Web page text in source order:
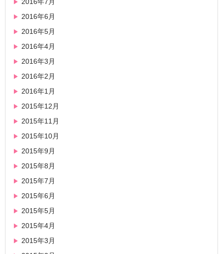
2016年6月
2016年5月
2016年4月
2016年3月
2016年2月
2016年1月
2015年12月
2015年11月
2015年10月
2015年9月
2015年8月
2015年7月
2015年6月
2015年5月
2015年4月
2015年3月